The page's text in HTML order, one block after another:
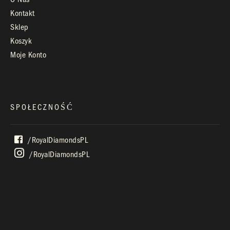
Kontakt
Sklep
Koszyk
Moje Konto
SPOŁECZNOŚĆ
/royalDiamondsPL
/royalDiamondsPL